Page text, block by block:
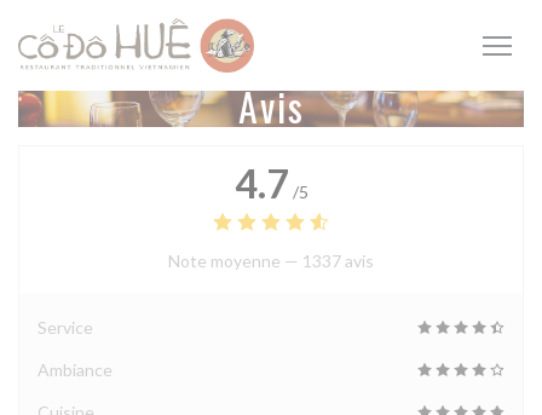
Personnalisation de vos choix en matière de cookies
Avis
4.7 /5
Note moyenne — 1337 avis
Service
Ambiance